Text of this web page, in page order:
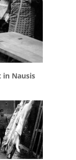
in Nausis